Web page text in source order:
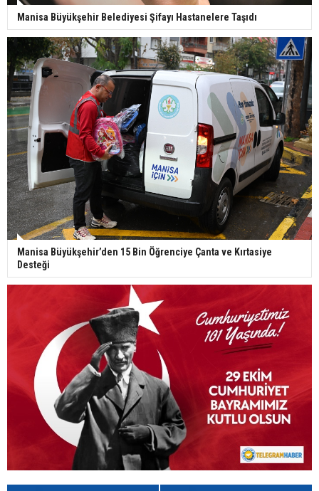
Manisa Büyükşehir Belediyesi Şifayı Hastanelere Taşıdı
Manisa Büyükşehir’den 15 Bin Öğrenciye Çanta ve Kırtasiye
Desteği